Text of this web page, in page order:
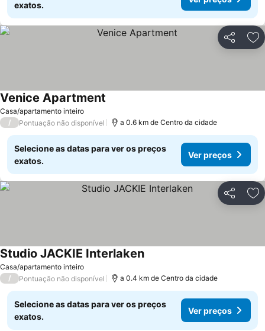
exatos.
Partilhar
Casa/apartamento inteiro
Venice Apartment
/ Pontuação não disponível a 0.6 km de Centro da cidade
Selecione as datas para ver os preços
exatos.
Ver preços
Partilhar
Casa/apartamento inteiro
Studio JACKIE Interlaken
/ Pontuação não disponível a 0.4 km de Centro da cidade
Selecione as datas para ver os preços
exatos.
Ver preços